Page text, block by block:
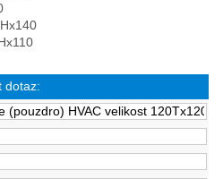
dotaz: